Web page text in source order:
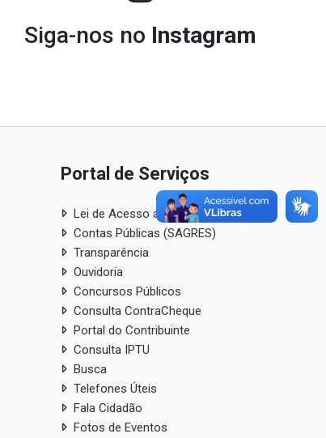
Siga-nos no Instagram
Portal de Serviços
Lei de Acesso a Informação
Contas Públicas (SAGRES)
Transparência
Ouvidoria
Concursos Públicos
Consulta ContraCheque
Portal do Contribuinte
Consulta IPTU
Busca
Telefones Úteis
Fala Cidadão
Fotos de Eventos